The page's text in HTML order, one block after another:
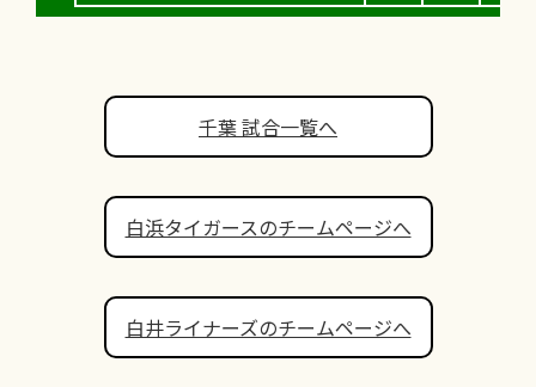
千葉 試合一覧へ
白浜タイガースのチームページへ
白井ライナーズのチームページへ